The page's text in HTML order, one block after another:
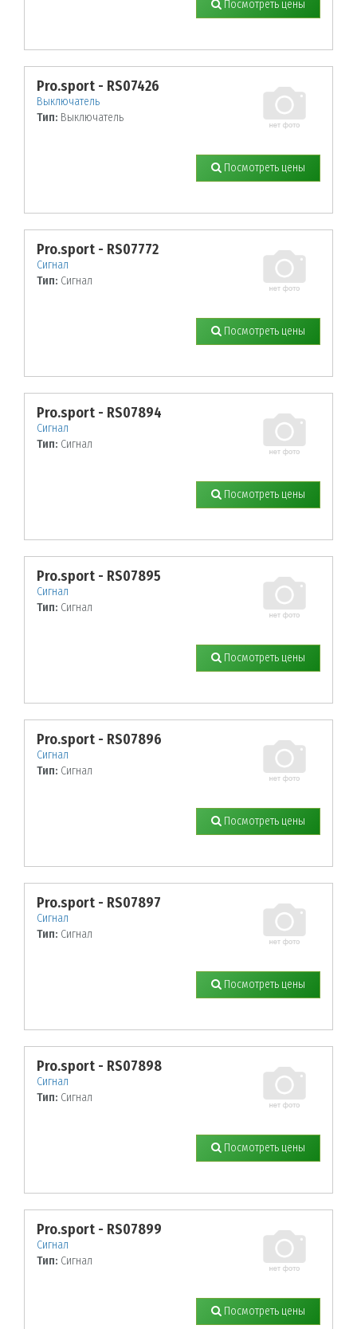
Посмотреть цены
Pro.sport - RS07426
Выключатель
Тип: Выключатель
Посмотреть цены
Pro.sport - RS07772
Сигнал
Тип: Сигнал
Посмотреть цены
Pro.sport - RS07894
Сигнал
Тип: Сигнал
Посмотреть цены
Pro.sport - RS07895
Сигнал
Тип: Сигнал
Посмотреть цены
Pro.sport - RS07896
Сигнал
Тип: Сигнал
Посмотреть цены
Pro.sport - RS07897
Сигнал
Тип: Сигнал
Посмотреть цены
Pro.sport - RS07898
Сигнал
Тип: Сигнал
Посмотреть цены
Pro.sport - RS07899
Сигнал
Тип: Сигнал
Посмотреть цены